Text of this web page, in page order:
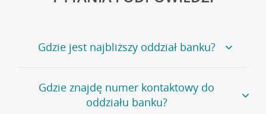
Gdzie jest najbliższy oddział banku?
Jeśli szukasz oddziału naszego banku, zapraszamy na
stronęPlacówki i bankomaty, na której znajduje się
wygodna wyszukiwarka.
Gdzie znajdę numer kontaktowy do
oddziału banku?